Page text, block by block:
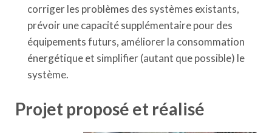
corriger les problèmes des systèmes existants,
prévoir une capacité supplémentaire pour des
équipements futurs, améliorer la consommation
énergétique et simplifier (autant que possible) le
système.
Projet proposé et réalisé